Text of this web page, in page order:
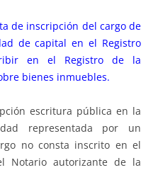
de inscripción del cargo de
de capital en el Registro
en el Registro de la
bienes inmuebles.
escritura pública en la
representada por un
no consta inscrito en el
Notario autorizante de la